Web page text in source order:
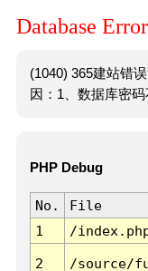
Database Error
(1040) 365建站错
因：1、数据库密码
PHP Debug
No. File
1
/
2 /source/